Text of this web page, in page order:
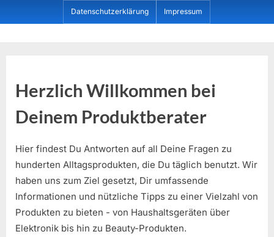
to
Datenschutzerklärung Impressum
Herzlich Willkommen bei
Deinem Produktberater
Hier findest Du Antworten auf all Deine Fragen zu
hunderten Alltagsprodukten, die Du täglich benutzt. Wir
haben uns zum Ziel gesetzt, Dir umfassende
Informationen und nützliche Tipps zu einer Vielzahl von
Produkten zu bieten - von Haushaltsgeräten über
Elektronik bis hin zu Beauty-Produkten.